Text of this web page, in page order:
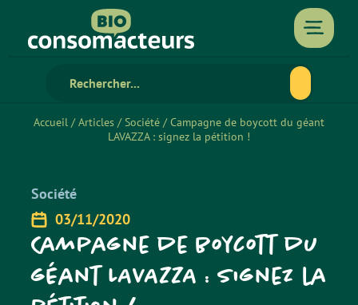
Accueil /Articles /Société /Campagne de boycott du géant
LAVAZZA : signez la pétition !
Société
03/11/2020
Campagne de boycott du
géant LAVAZZA : signez la